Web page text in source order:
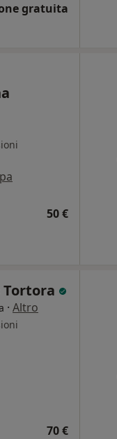
gratuita
50 €
· Altro
70 €